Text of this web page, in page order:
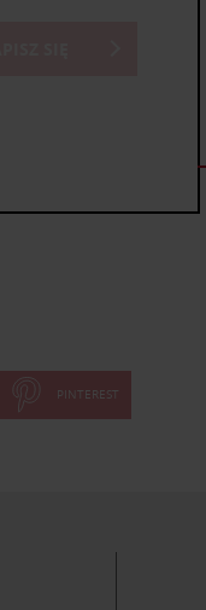
PINTEREST